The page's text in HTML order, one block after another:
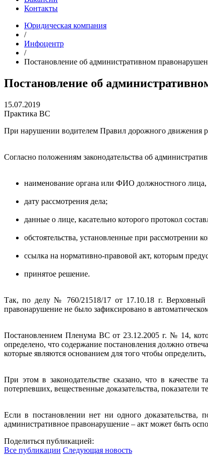
Контакты
Юридическая компания
/
Инфоцентр
/
Постановление об административном
Постановление об
15.07.2019
Практика ВС
При нарушении водителем Правил дорожного движения
Согласно положениям законодательства об
наименование органа или ФИО должностного лица,
дату рассмотрения дела;
данные о лице, касательно которого протокол
обстоятельства, установленные при рассмотрении
ссылка на нормативно-правовой акт, которым
принятое решение.
Так, по делу № 760/21518/17 от 17.10.18 г. Верховный
правонарушение не было зафиксировано в
Постановлением Пленума ВС от 23.12.2005 г. № 14,
определено, что содержание постановления должно
которые являются основанием для того чтобы
При этом в законодательстве сказано, что в качестве
потерпевших, вещественные доказательства, показатели
Если в постановлении нет ни одного
административное правонарушение – акт может быть
Поделиться публикацией:
Все публикации Следующая новость